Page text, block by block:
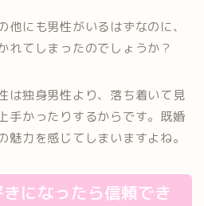
他にも男性がいるはずなのに、
れてしまったのでしょうか？
は独身男性より、落ち着いて見
手かったりするからです。既婚
魅力を感じてしまいますよね。
になったら信頼でき